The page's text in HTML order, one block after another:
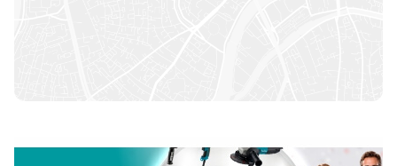
Добавляйте товары